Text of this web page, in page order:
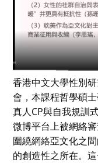
香港中文大學性別
會，本課程哲學碩
真人CP與自我規訓
微博平台上被網絡
圍繞網絡亞文化之
的創造性之所在。